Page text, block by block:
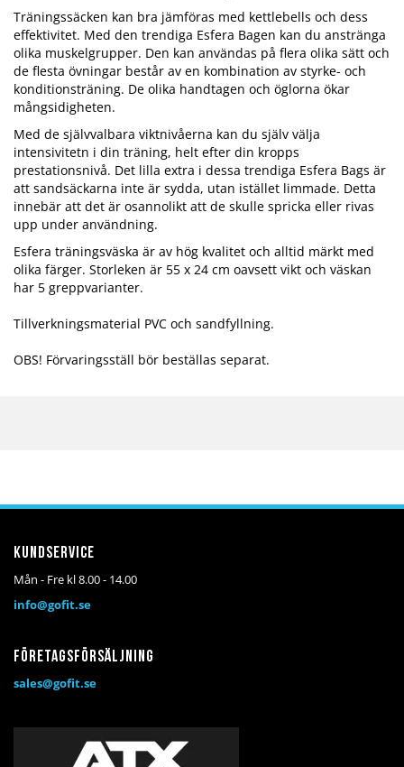
Träningssäcken kan bra jämföras med kettlebells och dess
effektivitet. Med den trendiga Esfera Bagen kan du anstränga
olika muskelgrupper. Den kan användas på flera olika sätt och
de flesta övningar består av en kombination av styrke- och
konditionsträning. De olika handtagen och öglorna ökar
mångsidigheten.
Med de självvalbara viktnivåerna kan du själv välja
intensivitetn i din träning, helt efter din kropps
prestationsnivå. Det lilla extra i dessa trendiga Esfera Bags är
att sandsäckarna inte är sydda, utan istället limmade. Detta
innebär att det är osannolikt att de skulle spricka eller rivas
upp under användning.
Esfera träningsväska är av hög kvalitet och alltid märkt med
olika färger. Storleken är 55 x 24 cm oavsett vikt och väskan
har 5 greppvarianter.
Tillverkningsmaterial PVC och sandfyllning.
OBS! Förvaringsställ bör beställas separat.
Kundservice
Mån - Fre kl 8.00 - 14.00
info@gofit.se
Företagsförsäljning
sales@gofit.se